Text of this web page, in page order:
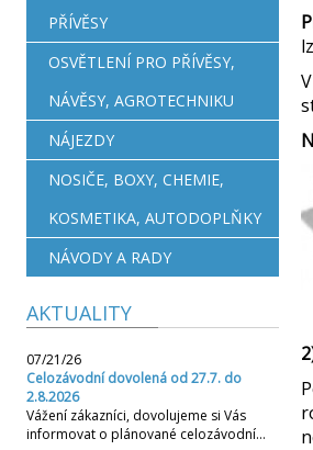
PŘÍVĚSY
OSVĚTLENÍ PRO PŘÍVĚSY,
NÁVĚSY, AGROTECHNIKU
NÁJEZDY
NOSIČE, BOXY, CHEMIE,
KOSMETIKA, AUTODOPLŇKY
NÁVODY A RADY
AKTUALITY
07/21/26
Celozávodní dovolená od 27.7. do
2.8.2026
Vážení zákazníci, dovolujeme si Vás
informovat o plánované celozávodní…